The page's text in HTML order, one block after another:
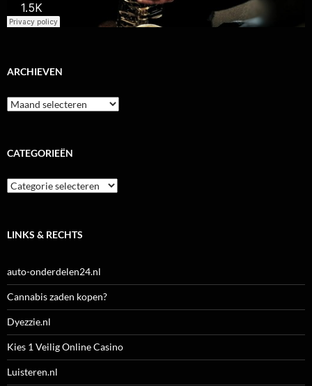
ARCHIEVEN
Archieven
CATEGORIEËN
Categorieën
LINKS & RECHTS
auto-onderdelen24.nl
Cannabis zaden kopen?
Dyezzie.nl
Kies 1 Veilig Online Casino
Luisteren.nl